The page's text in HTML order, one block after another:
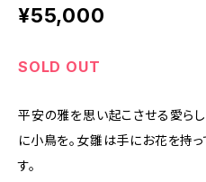
¥55,000
SOLD OUT
平安の雅を思い起こさせる愛ら
に小鳥を。女雛は手にお花を持
す。